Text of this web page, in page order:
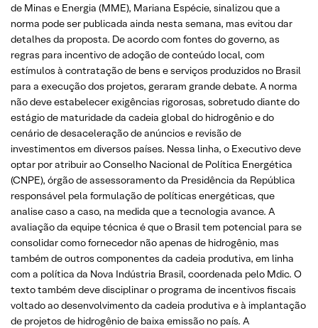
de Minas e Energia (MME), Mariana Espécie, sinalizou que a
norma pode ser publicada ainda nesta semana, mas evitou dar
detalhes da proposta. De acordo com fontes do governo, as
regras para incentivo de adoção de conteúdo local, com
estímulos à contratação de bens e serviços produzidos no Brasil
para a execução dos projetos, geraram grande debate. A norma
não deve estabelecer exigências rigorosas, sobretudo diante do
estágio de maturidade da cadeia global do hidrogênio e do
cenário de desaceleração de anúncios e revisão de
investimentos em diversos países. Nessa linha, o Executivo deve
optar por atribuir ao Conselho Nacional de Política Energética
(CNPE), órgão de assessoramento da Presidência da República
responsável pela formulação de políticas energéticas, que
analise caso a caso, na medida que a tecnologia avance. A
avaliação da equipe técnica é que o Brasil tem potencial para se
consolidar como fornecedor não apenas de hidrogênio, mas
também de outros componentes da cadeia produtiva, em linha
com a política da Nova Indústria Brasil, coordenada pelo Mdic. O
texto também deve disciplinar o programa de incentivos fiscais
voltado ao desenvolvimento da cadeia produtiva e à implantação
de projetos de hidrogênio de baixa emissão no país. A